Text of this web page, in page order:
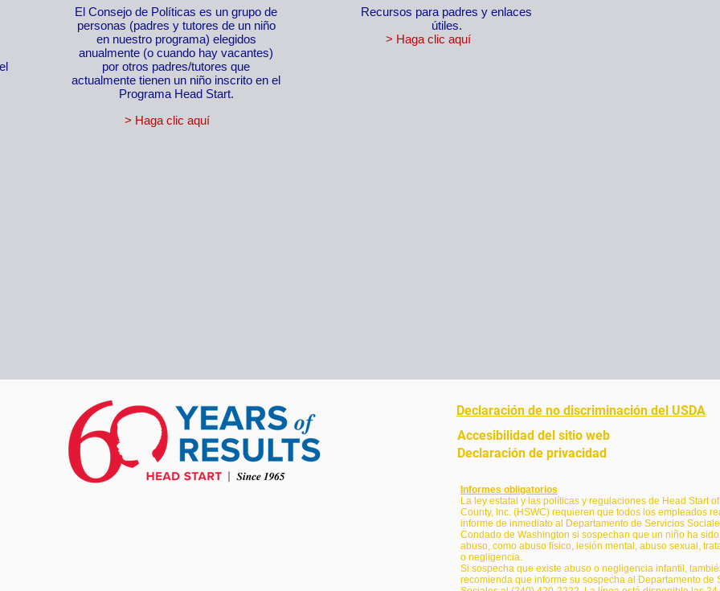
El Consejo de Políticas es un grupo de
personas (padres y tutores de un niño
en nuestro programa) elegidos
anualmente (o cuando hay vacantes)
por otros padres/tutores que
actualmente tienen un niño inscrito en el
Programa Head Start.
> Haga clic aquí
Recursos para padres y enlaces
útiles.
> Haga clic aquí
Declaración de no discriminación del USDA
Accesibilidad del sitio web
Declaración de privacidad
Informes obligatorios
La ley estatal y las políticas y regulaciones de Head Start
County, Inc. (HSWC) requieren que todos los empleados
informe de inmediato al Departamento de Servicios
Condado de Washington si sospechan que un niño ha
abuso, como abuso físico, lesión mental, abuso sexual,
o negligencia.
Si sospecha que existe abuso o negligencia infantil,
recomienda que informe su sospecha al Departamento de